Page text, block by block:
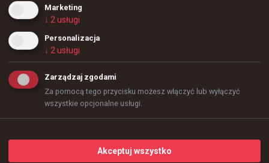
Majora. To boli
Zdjęcie: ESL
Aleksib: Nigdy nie miałem tak dużych
Marketing
↓ 2usługi
Personalizacja
↓ 2usługi
Zarządzaj zgodami
Za pomocą tego przycisku możesz włączyć lub wyłączyć
wszystkie opcjonalne usługi.
Akceptuj wszystko